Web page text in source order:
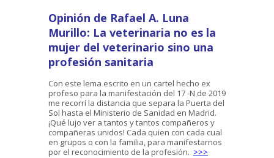
Opinión de Rafael A. Luna
Murillo: La veterinaria no es la
mujer del veterinario sino una
profesión sanitaria
Con este lema escrito en un cartel hecho ex
profeso para la manifestación del 17 -N de 2019
me recorrí la distancia que separa la Puerta del
Sol hasta el Ministerio de Sanidad en Madrid.
¡Qué lujo ver a tantos y tantos compañeros y
compañeras unidos! Cada quien con cada cual
en grupos o con la familia, para manifestarnos
por el reconocimiento de la profesión. >>>